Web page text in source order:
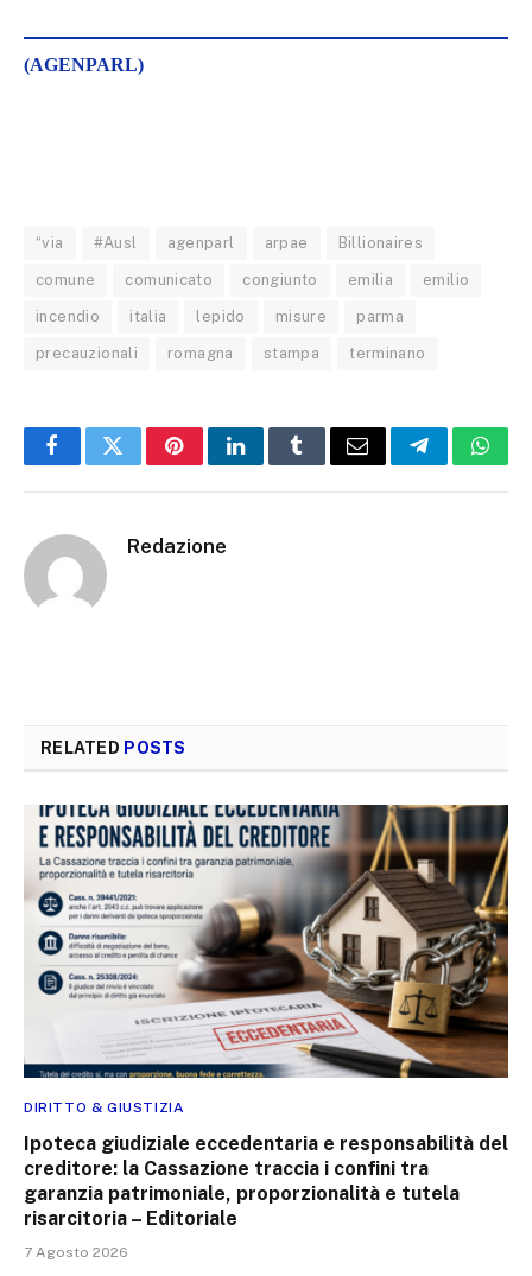
(AGENPARL)
“via #Ausl agenparl arpae Billionaires
comune comunicato congiunto emilia emilio
incendio italia lepido misure parma
precauzionali romagna stampa terminano
FacebookTwitterPinterestLinkedInTumblrEmail Telegram
Redazione
RELATED POSTS
DIRITTO & GIUSTIZIA
Ipoteca giudiziale eccedentaria e responsabilità del
creditore: la Cassazione traccia i confini tra
garanzia patrimoniale, proporzionalità e tutela
risarcitoria – Editoriale
7 Agosto 2026